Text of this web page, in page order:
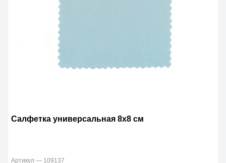
Салфетка универсальная 8x8 см
Артикул — 109137